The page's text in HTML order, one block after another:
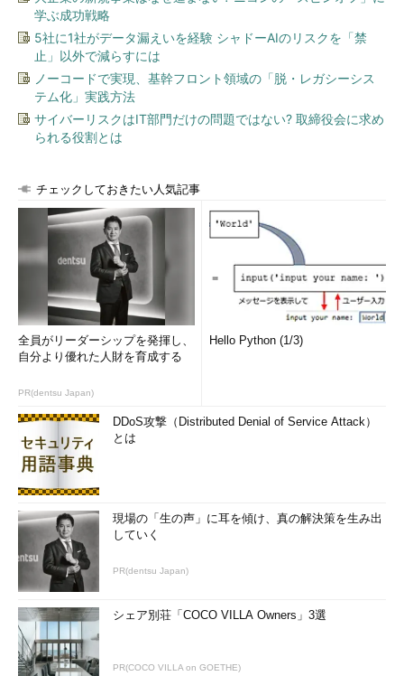
学ぶ成功戦略
5社に1社がデータ漏えいを経験 シャドーAIのリスクを「禁
止」以外で減らすには
ノーコードで実現、基幹フロント領域の「脱・レガシーシス
テム化」実践方法
サイバーリスクはIT部門だけの問題ではない? 取締役会に求め
られる役割とは
チェックしておきたい人気記事
全員がリーダーシップを発揮し、
自分より優れた人財を育成する
PR(dentsu Japan)
Hello Python (1/3)
DDoS攻撃（Distributed Denial of Service Attack）
とは
現場の「生の声」に耳を傾け、真の解決策を生み出
していく
PR(dentsu Japan)
シェア別荘「COCO VILLA Owners」3選
PR(COCO VILLA on GOETHE)